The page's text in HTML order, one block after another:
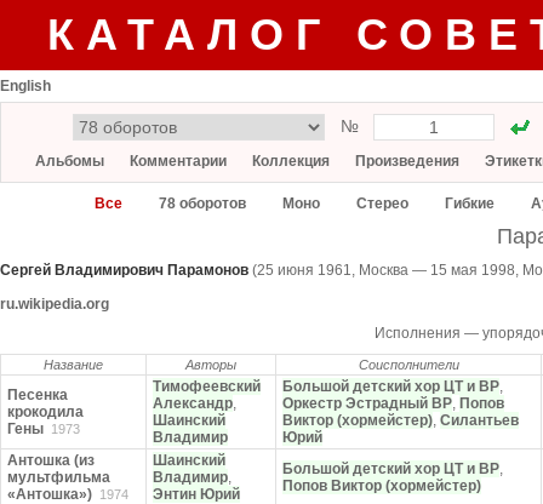
КАТАЛОГ
English
№
Альбомы Комментарии Коллекция Произведения
Все 78 оборотов Моно Стерео Гибкие
Сергей Владимирович Парамонов (25 июня 1961, Москва — 15 мая 1998,
ru.wikipedia.org
Исполнения —
Название Авторы Соисполнители
Песенка
крокодила
Гены 1973
Тимофеевский
Александр,
Шаинский
Владимир
Большой детский хор ЦТ и ВР,
Оркестр Эстрадный ВР, Попов
Виктор (хормейстер), Силантьев
Юрий
Антошка (из
мультфильма
«Антошка») 1974
Шаинский
Владимир,
Энтин Юрий
Большой детский хор ЦТ и ВР,
Попов Виктор (хормейстер)